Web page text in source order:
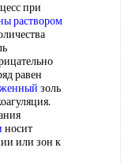
при
раствором
равен
золь
носит
или зон к